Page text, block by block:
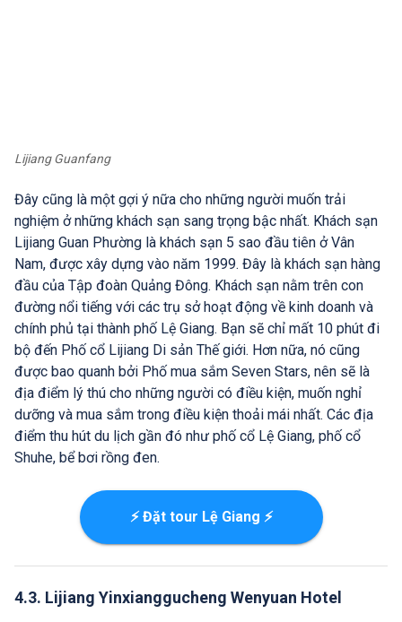
Lijiang Guanfang
Đây cũng là một gợi ý nữa cho những người muốn trải
nghiệm ở những khách sạn sang trọng bậc nhất. Khách sạn
Lijiang Guan Phường là khách sạn 5 sao đầu tiên ở Vân
Nam, được xây dựng vào năm 1999. Đây là khách sạn hàng
đầu của Tập đoàn Quảng Đông. Khách sạn nằm trên con
đường nổi tiếng với các trụ sở hoạt động về kinh doanh và
chính phủ tại thành phố Lệ Giang. Bạn sẽ chỉ mất 10 phút đi
bộ đến Phố cổ Lijiang Di sản Thế giới. Hơn nữa, nó cũng
được bao quanh bởi Phố mua sắm Seven Stars, nên sẽ là
địa điểm lý thú cho những người có điều kiện, muốn nghỉ
dưỡng và mua sắm trong điều kiện thoải mái nhất. Các địa
điểm thu hút du lịch gần đó như phố cổ Lệ Giang, phố cổ
Shuhe, bể bơi rồng đen.
⚡ Đặt tour Lệ Giang ⚡
4.3. Lijiang Yinxianggucheng Wenyuan Hotel